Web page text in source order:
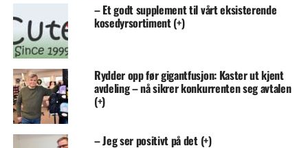
– Et godt supplement til vårt eksisterende
kosedyrsortiment (+)
Rydder opp før gigantfusjon: Kaster ut kjent
avdeling – nå sikrer konkurrenten seg avtalen
(+)
– Jeg ser positivt på det (+)